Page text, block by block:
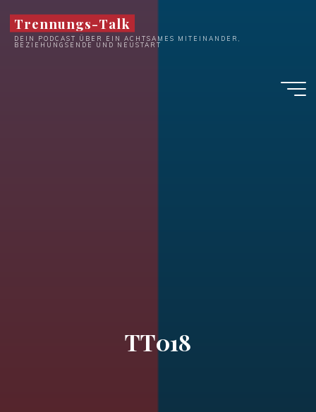
Inhalt
springen
Trennungs-Talk
DEIN PODCAST ÜBER EIN ACHTSAMES MITEINANDER,
BEZIEHUNGSENDE UND NEUSTART
TT018